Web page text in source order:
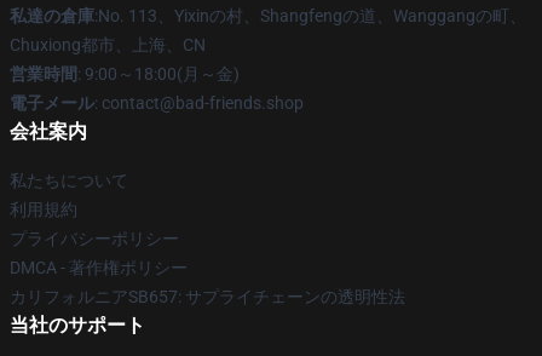
私達の倉庫:No. 113、Yixinの村、Shangfengの道、Wanggangの町、
Chuxiong都市、上海、CN
営業時間: 9:00～18:00(月～金)
電子メール: contact@bad-friends.shop
会社案内
私たちについて
利用規約
プライバシーポリシー
DMCA - 著作権ポリシー
カリフォルニアSB657: サプライチェーンの透明性法
当社のサポート